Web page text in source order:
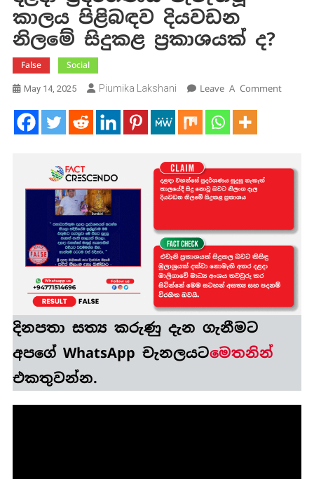
කාලය පිළිබඳව දියවඩන
නිලමේ සිදුකළ ප්‍රකාශයක් ද?
False Social
May 14, 2025 Piumika Lakshani Leave A CommentOn
ද?
දිනපතා සත්‍ය කරුණුදැන ගැනීමට
අපගේ WhatsApp චැනලයටමෙතනින්
එකතුවන්න.